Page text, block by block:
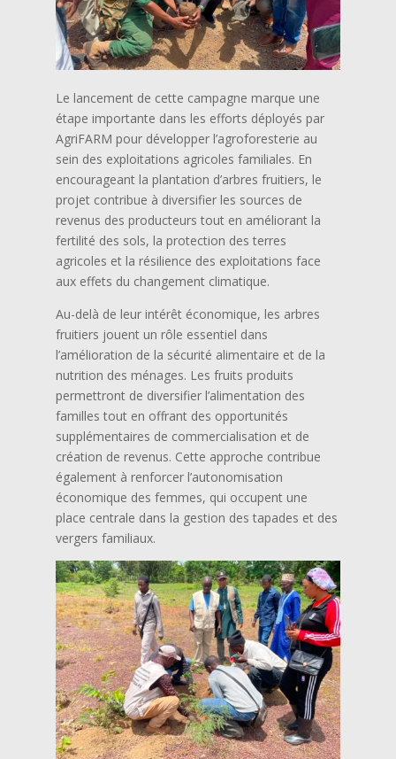
Le lancement de cette campagne marque une
étape importante dans les efforts déployés par
AgriFARM pour développer l’agroforesterie au
sein des exploitations agricoles familiales. En
encourageant la plantation d’arbres fruitiers, le
projet contribue à diversifier les sources de
revenus des producteurs tout en améliorant la
fertilité des sols, la protection des terres
agricoles et la résilience des exploitations face
aux effets du changement climatique.
Au-delà de leur intérêt économique, les arbres
fruitiers jouent un rôle essentiel dans
l’amélioration de la sécurité alimentaire et de la
nutrition des ménages. Les fruits produits
permettront de diversifier l’alimentation des
familles tout en offrant des opportunités
supplémentaires de commercialisation et de
création de revenus. Cette approche contribue
également à renforcer l’autonomisation
économique des femmes, qui occupent une
place centrale dans la gestion des tapades et des
vergers familiaux.